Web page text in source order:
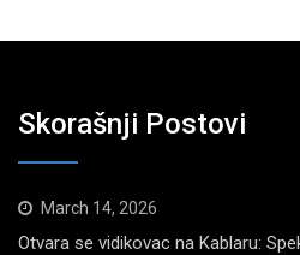
Skorašnji Postovi
March 14, 2026
Otvara se vidikovac na Kablaru: